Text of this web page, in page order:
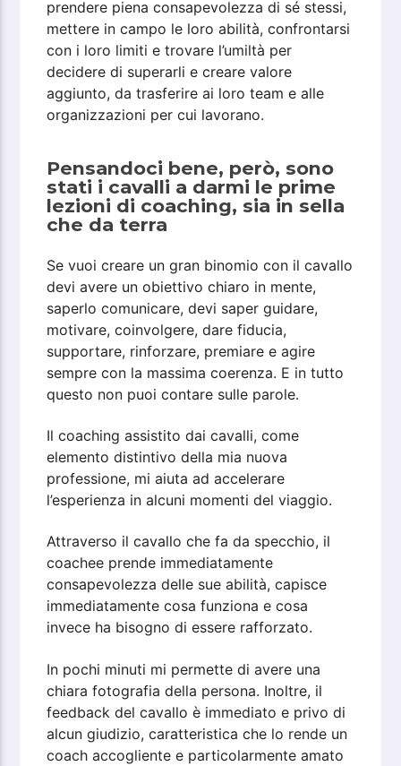
prendere piena consapevolezza di sé stessi,
mettere in campo le loro abilità, confrontarsi
con i loro limiti e trovare l’umiltà per
decidere di superarli e creare valore
aggiunto, da trasferire ai loro team e alle
organizzazioni per cui lavorano.
Pensandoci bene, però, sono
stati i cavalli a darmi le prime
lezioni di coaching, sia in sella
che da terra
Se vuoi creare un gran binomio con il cavallo
devi avere un obiettivo chiaro in mente,
saperlo comunicare, devi saper guidare,
motivare, coinvolgere, dare fiducia,
supportare, rinforzare, premiare e agire
sempre con la massima coerenza. E in tutto
questo non puoi contare sulle parole.
Il coaching assistito dai cavalli, come
elemento distintivo della mia nuova
professione, mi aiuta ad accelerare
l’esperienza in alcuni momenti del viaggio.
Attraverso il cavallo che fa da specchio, il
coachee prende immediatamente
consapevolezza delle sue abilità, capisce
immediatamente cosa funziona e cosa
invece ha bisogno di essere rafforzato.
In pochi minuti mi permette di avere una
chiara fotografia della persona. Inoltre, il
feedback del cavallo è immediato e privo di
alcun giudizio, caratteristica che lo rende un
coach accogliente e particolarmente amato